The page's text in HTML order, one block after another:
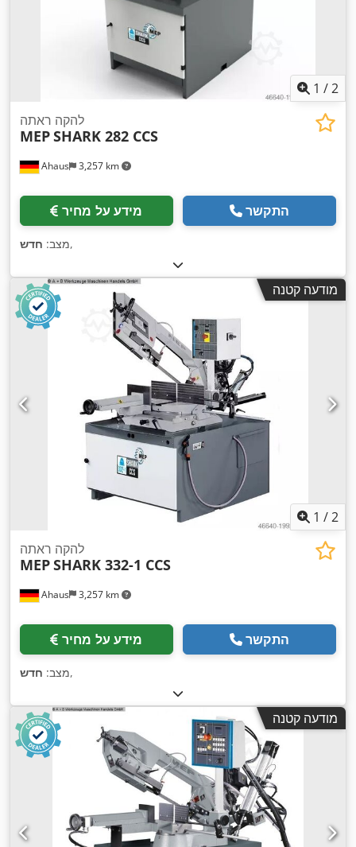
1 /2
Ahaus 3,257 km
להקה ראתה
MEPSHARK 282 CCS
מידע על מחיר התקשר
מצב: חדש ,
מודעה קטנה
1 /2
Ahaus 3,257 km
להקה ראתה
MEPSHARK 332-1 CCS
מידע על מחיר התקשר
מצב: חדש ,
מודעה קטנה